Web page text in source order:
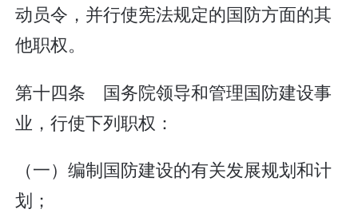
动员令，并行使宪法规定的国防方面的其
他职权。
第十四条 国务院领导和管理国防建设事
业，行使下列职权：
（一）编制国防建设的有关发展规划和计
划；